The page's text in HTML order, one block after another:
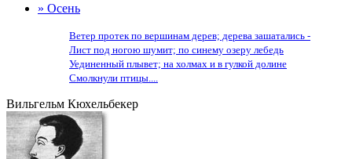
» Осень
Ветер протек по вершинам дерев; дерева зашатались -
Лист под ногою шумит; по синему озеру лебедь
Уединенный плывет; на холмах и в гулкой долине
Смолкнули птицы....
Вильгельм Кюхельбекер